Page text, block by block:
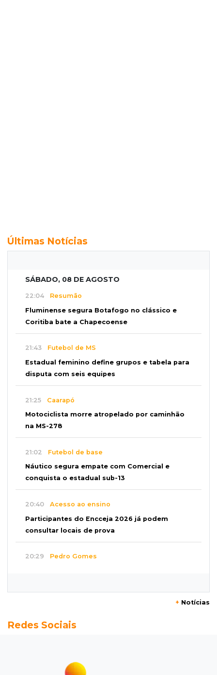
Últimas Notícias
SÁBADO, 08 DE AGOSTO
22:04 Resumão
Fluminense segura Botafogo no clássico e
Coritiba bate a Chapecoense
21:43 Futebol de MS
Estadual feminino define grupos e tabela para
disputa com seis equipes
21:25 Caarapó
Motociclista morre atropelado por caminhão
na MS-278
21:02 Futebol de base
Náutico segura empate com Comercial e
conquista o estadual sub-13
20:40 Acesso ao ensino
Participantes do Encceja 2026 já podem
consultar locais de prova
20:29 Pedro Gomes
Pantanal treina em Goiânia antes de jogo que
Campeonato Brasileiro
+ Notícias
Redes Sociais